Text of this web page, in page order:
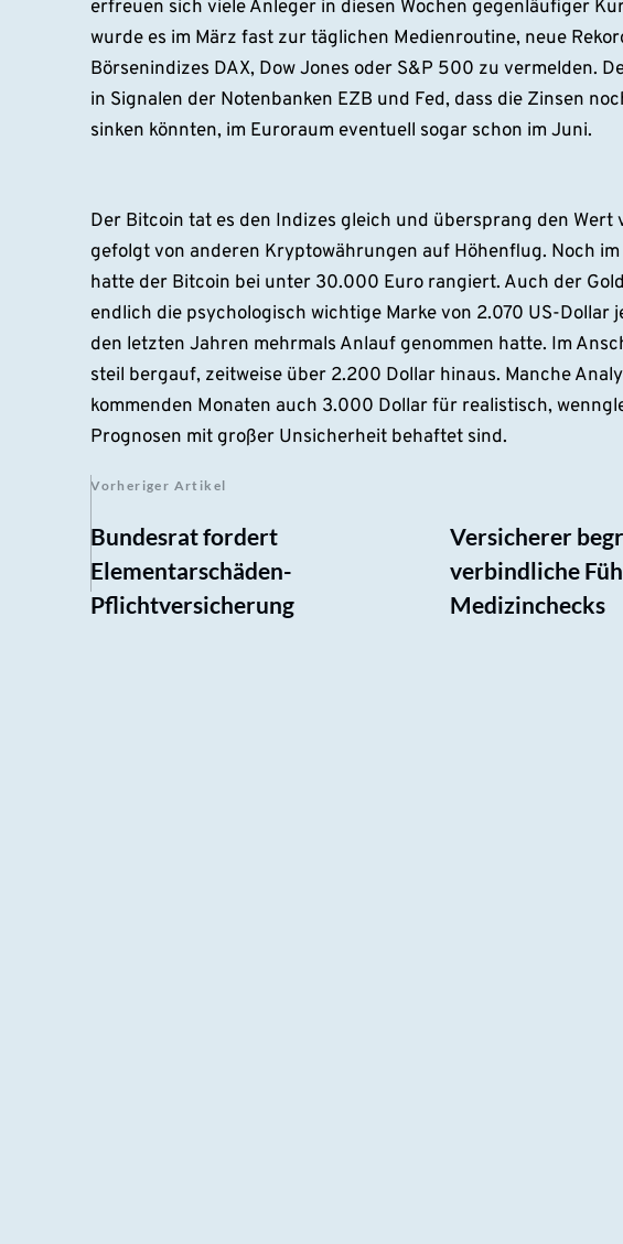
erfreuen sich viele Anleger in diesen Wochen gegenläufiger
wurde es im März fast zur täglichen Medienroutine, neue
Börsenindizes DAX, Dow Jones oder S&P 500 zu vermelden.
in Signalen der Notenbanken EZB und Fed, dass die Zinsen
sinken könnten, im Euroraum eventuell sogar schon im Juni.
Der Bitcoin tat es den Indizes gleich und übersprang den Wert
gefolgt von anderen Kryptowährungen auf Höhenflug. Noch
hatte der Bitcoin bei unter 30.000 Euro rangiert. Auch der
endlich die psychologisch wichtige Marke von 2.070 US-Dollar
den letzten Jahren mehrmals Anlauf genommen hatte. Im
steil bergauf, zeitweise über 2.200 Dollar hinaus. Manche
kommenden Monaten auch 3.000 Dollar für realistisch,
Prognosen mit großer Unsicherheit behaftet sind.
Vorheriger Artikel
Bundesrat fordert
Elementarschäden-
Pflichtversicherung
Versicherer
verbindliche
Medizinchecks